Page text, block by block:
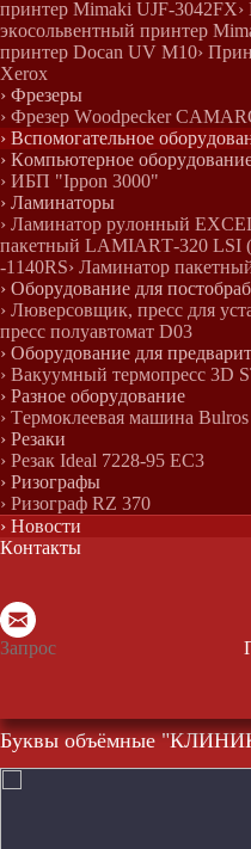
принтер Mimaki UJF-3042FX
экосольвентный принтер
принтер Docan UV M10›
Xerox
› Фрезеры
› Фрезер Woodpecker
› Вспомогательное
› Компьютерное
› ИБП "Ippon 3000"
› Ламинаторы
› Ламинатор рулонный
пакетный LAMIART-320 LSI
-1140RS› Ламинатор
› Оборудование для
› Люверсовщик, пресс для
пресс полуавтомат D03
› Оборудование для
› Вакуумный термопресс 3D
› Разное оборудование
› Термоклеевая машина
› Резаки
› Резак Ideal 7228-95 EC3
› Ризографы
› Ризограф RZ 370
› Новости
Контакты
Буквы объёмные